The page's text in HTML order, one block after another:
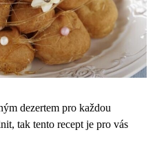
dezertem pro každou
tak tento recept je pro vás